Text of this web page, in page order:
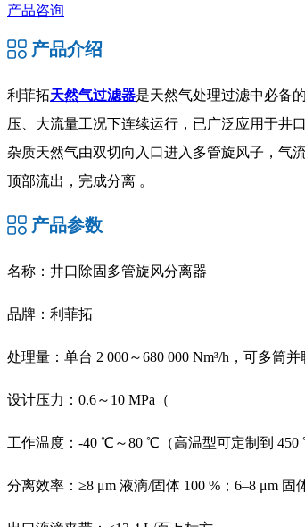
产品咨询
产品介绍
利菲拓天然气过滤器是天然气处理过滤中必备
压、大流量工况下连续运行，已广泛应用于井
杂质天然气由双切向入口进入多管旋风子，气
顶部流出，完成分离 。
产品参数
名称：井口除固多管旋风分离器
品牌：利菲拓
处理量：单台 2 000～680 000 Nm³/h，可多筒并
设计压力：0.6～10 MPa（
工作温度：-40 ℃～80 ℃（高温型可定制到 450
分离效率：≥8 μm 液滴/固体 100 %；6–8 μm 固